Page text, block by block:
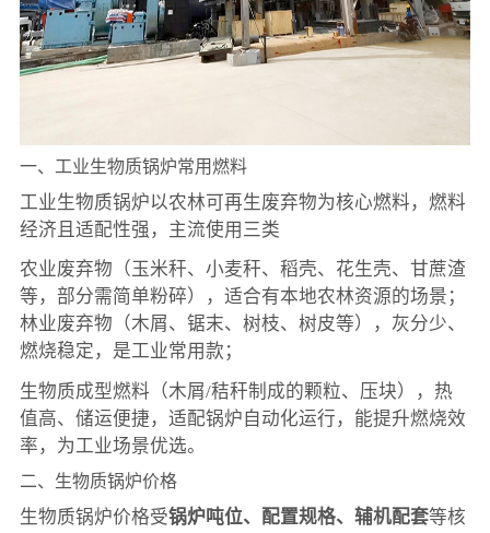
一、工业生物质锅炉常用燃料
工业生物质锅炉以农林可再生废弃物为核心燃料，燃料
经济且适配性强，主流使用三类
农业废弃物（玉米秆、小麦秆、稻壳、花生壳、甘蔗渣
等，部分需简单粉碎），适合有本地农林资源的场景；
林业废弃物（木屑、锯末、树枝、树皮等），灰分少、
燃烧稳定，是工业常用款；
生物质成型燃料（木屑/秸秆制成的颗粒、压块），热
值高、储运便捷，适配锅炉自动化运行，能提升燃烧效
率，为工业场景优选。
二、生物质锅炉价格
生物质锅炉价格受锅炉吨位、配置规格、辅机配套等核